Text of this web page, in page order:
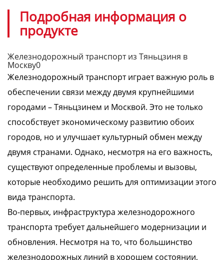
Подробная информация о
продукте
Железнодорожный транспорт из Тяньцзиня в
Москву0
Железнодорожный транспорт играет важную роль в
обеспечении связи между двумя крупнейшими
городами – Тяньцзинем и Москвой. Это не только
способствует экономическому развитию обоих
городов, но и улучшает культурный обмен между
двумя странами. Однако, несмотря на его важность,
существуют определенные проблемы и вызовы,
которые необходимо решить для оптимизации этого
вида транспорта.
Во-первых, инфраструктура железнодорожного
транспорта требует дальнейшего модернизации и
обновления. Несмотря на то, что большинство
железнодорожных линий в хорошем состоянии,